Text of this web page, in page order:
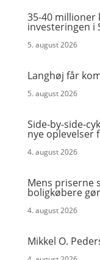
35-40 millioner
investeringen i
5. august 2026
Langhøj får
5. august 2026
Side-by-side-
nye oplevelser
4. august 2026
Mens priserne
boligkøbere
4. august 2026
Mikkel O.